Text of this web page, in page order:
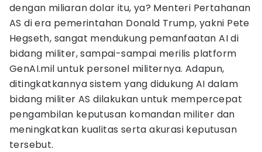
dengan miliaran dolar itu, ya? Menteri Pertahanan
AS di era pemerintahan Donald Trump, yakni Pete
Hegseth, sangat mendukung pemanfaatan AI di
bidang militer, sampai-sampai merilis platform
GenAI.mil untuk personel militernya. Adapun,
ditingkatkannya sistem yang didukung AI dalam
bidang militer AS dilakukan untuk mempercepat
pengambilan keputusan komandan militer dan
meningkatkan kualitas serta akurasi keputusan
tersebut.